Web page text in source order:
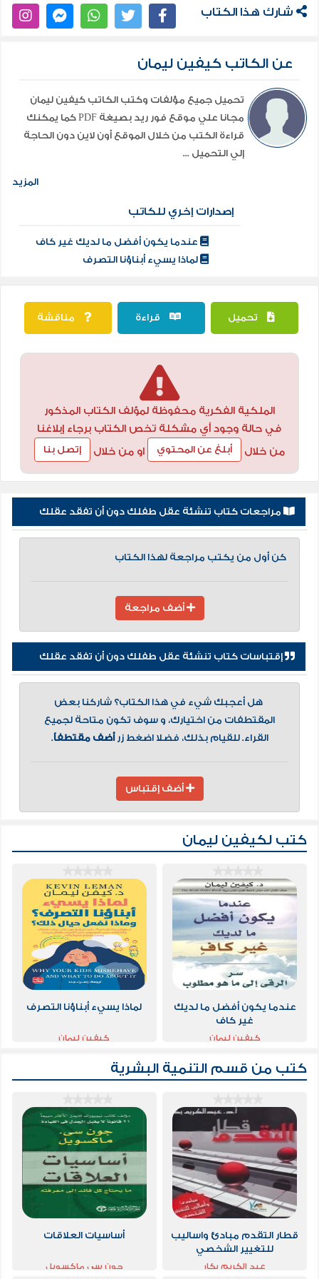
شارك هذا الكتاب
عن الكاتب كيفين ليمان
تحميل جميع مؤلفات وكتب الكاتب كيفين ليمان
مجانا علي موقع فور ريد بصيغة PDF كما يمكنك
قراءة الكتب من خلال الموقع أون لاين دون الحاجة
إلي التحميل ...
المزيد
إصدارات إخري للكاتب
عندما يكون أفضل ما لديك غير كاف
لماذا يسيء أبناؤنا التصرف
تحميل قراءة مناقشة
الملكية الفكرية محفوظة لمؤلف الكتاب المذكور
في حالة وجود أي مشكلة تخص الكتاب برجاء إبلاغنا
من خلال
أبلغ عن المحتوي او من خلال إتصل بنا
مراجعات كتاب تنشئة عقل طفلك دون أن تفقد عقلك
كن أول من يكتب مراجعة لهذا الكتاب
أضف مراجعة
إقتباسات كتاب تنشئة عقل طفلك دون أن تفقد عقلك
هل أعجبك شيء في هذا الكتاب؟ شاركنا بعض
المقتطفات من اختيارك، و سوف تكون متاحة لجميع
القراء. للقيام بذلك، فضلا اضغط زرأضف مقتطفاً.
أضف إقتباس
كتب لكيفين ليمان
عندما يكون أفضل ما لديك
غير كاف
كيفين ليمان
لماذا يسيء أبناؤنا التصرف
كيفين ليمان
كتب من قسم التنمية البشرية
قطار التقدم مبادئ واساليب
للتغيير الشخصي
عبد الكريم بكار
أساسيات العلاقات
جون سي ماكسويل